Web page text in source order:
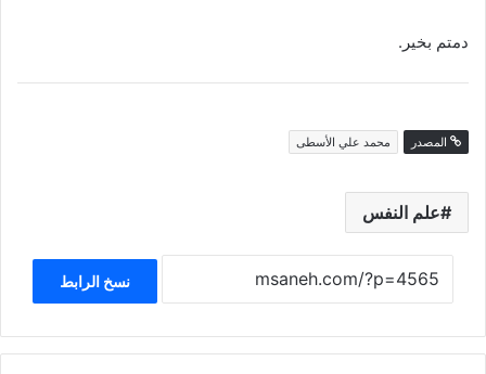
دمتم بخير.
المصدر محمد علي الأسطى
علم النفس
نسخ الرابط